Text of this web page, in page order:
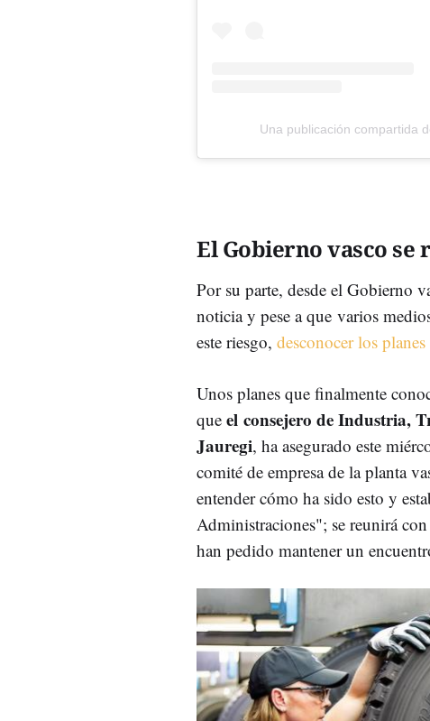
Una publicación compartida
El Gobierno vasco
Por su parte, desde el Gobierno
noticia y pese a que varios
este riesgo, desconocer los
Unos planes que finalmente
que el consejero de Industria,
Jauregi, ha asegurado este
comité de empresa de la planta
entender cómo ha sido esto y
Administraciones"; se reunirá
han pedido mantener un